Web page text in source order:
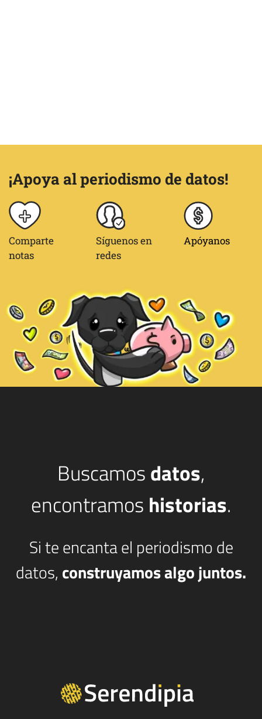
¡Apoya al periodismo de datos!
Comparte
notas
Síguenos en
redes
Apóyanos
Buscamosdatos,
encontramos historias.
Si te encanta el periodismo de
datos, construyamos algo juntos.